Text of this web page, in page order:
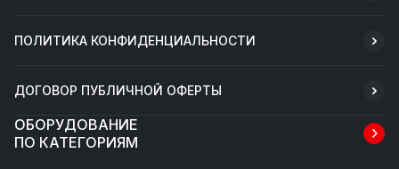
ПОЛИТИКА КОНФИДЕНЦИАЛЬНОСТИ
ДОГОВОР ПУБЛИЧНОЙ ОФЕРТЫ
ОБОРУДОВАНИЕ
ПО КАТЕГОРИЯМ